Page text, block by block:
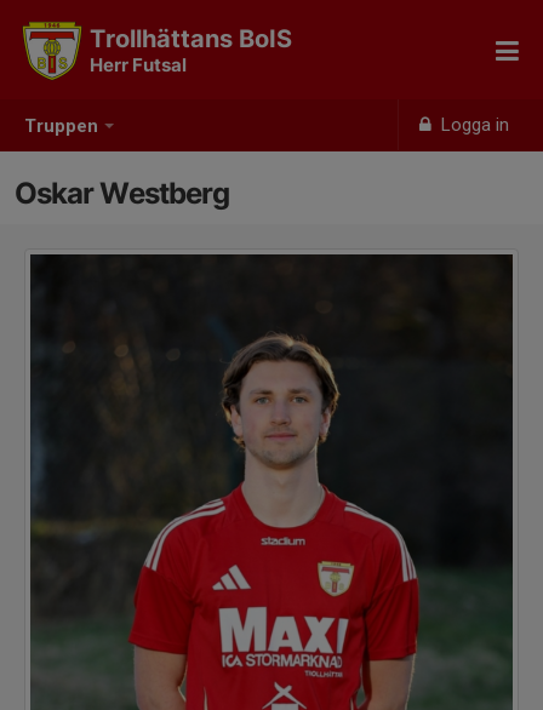
Truppen Logga in
Trollhättans BoIS
Herr Futsal
Oskar Westberg